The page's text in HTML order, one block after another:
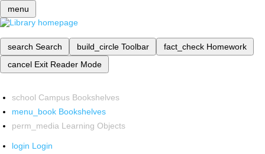
menu
search Search build_circle Toolbar fact_check Homework
cancel Exit Reader Mode
school Campus Bookshelves
menu_book Bookshelves
perm_media Learning Objects
login Login